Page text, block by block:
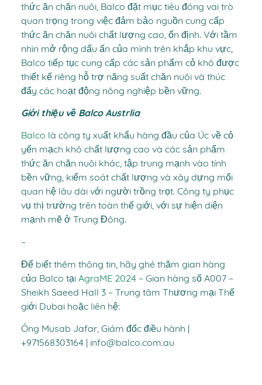
thức ăn chăn nuôi, Balco đặt mục tiêu đóng vai trò
quan trọng trong việc đảm bảo nguồn cung cấp
thức ăn chăn nuôi chất lượng cao, ổn định. Với tầm
nhìn mở rộng dấu ấn của mình trên khắp khu vực,
Balco tiếp tục cung cấp các sản phẩm cỏ khô được
thiết kế riêng hỗ trợ năng suất chăn nuôi và thúc
đẩy các hoạt động nông nghiệp bền vững.
Giới thiệu về Balco Austrlia
Balco là công ty xuất khẩu hàng đầu của Úc về cỏ
yến mạch khô chất lượng cao và các sản phẩm
thức ăn chăn nuôi khác, tập trung mạnh vào tính
bền vững, kiểm soát chất lượng và xây dựng mối
quan hệ lâu dài với người trồng trọt. Công ty phục
vụ thị trường trên toàn thế giới, với sự hiện diện
mạnh mẽ ở Trung Đông.
–
Để biết thêm thông tin, hãy ghé thăm gian hàng
của Balco tại AgraME 2024 – Gian hàng số A007 –
Sheikh Saeed Hall 3 – Trung tâm Thương mại Thế
giới Dubai hoặc liên hệ:
Ông Musab Jafar, Giám đốc điều hành |
+971568303164 | info@balco.com.au